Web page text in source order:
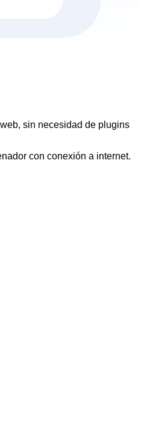
sin necesidad de plugins
con conexión a internet.